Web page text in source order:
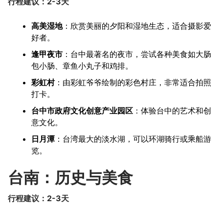
高美湿地：欣赏美丽的夕阳和湿地生态，适合摄影爱
好者。
逢甲夜市 ：台中最著名的夜市，尝试各种美食如大肠
包小肠、章鱼小丸子和鸡排。
彩虹村：由彩虹爷爷绘制的彩色村庄，非常适合拍照
打卡。
台中市政府文化创意产业园区 ：体验台中的艺术和创
意文化。
日月潭：台湾最大的淡水湖，可以环湖骑行或乘船游
览。
台南：历史与美食
行程建议：2-3天